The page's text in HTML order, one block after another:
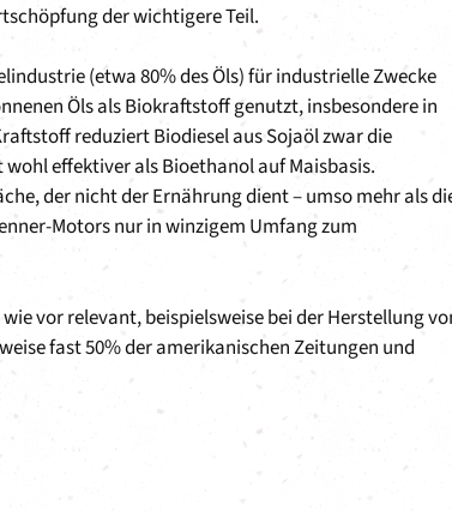
der wichtigere Teil.
(etwa 80% des Öls) für industrielle Zwecke
Öls als Biokraftstoff genutzt, insbesondere in
reduziert Biodiesel aus Sojaöl zwar die
effektiver als Bioethanol auf Maisbasis.
der nicht der Ernährung dient – umso mehr als
Motors nur in winzigem Umfang zum
vor relevant, beispielsweise bei der Herstellung
fast 50% der amerikanischen Zeitungen und